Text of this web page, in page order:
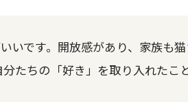
です。開放感があり、家族も
たちの「好き」を取り入れたこ